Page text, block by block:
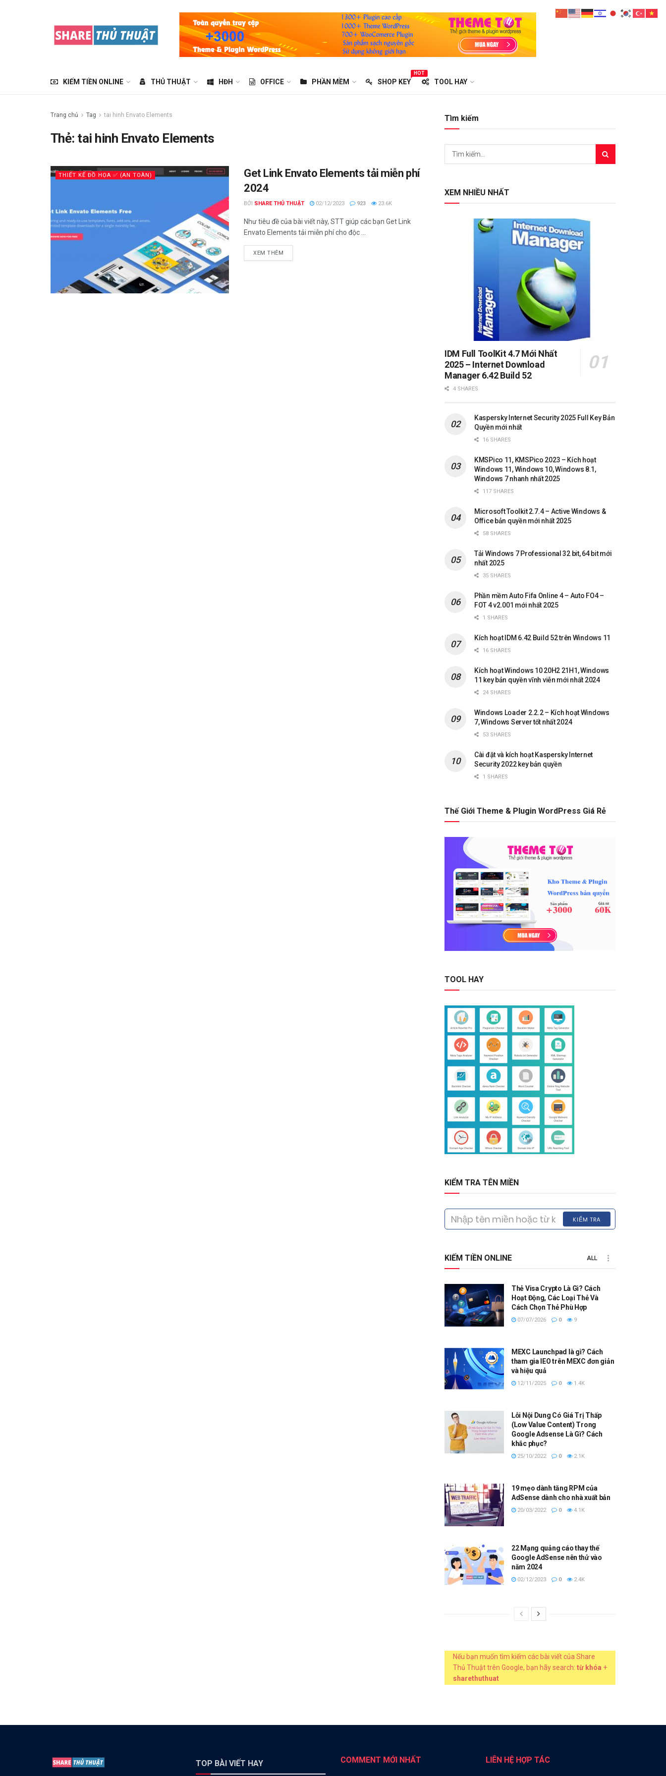
KIẾM TIỀN ONLINE THỦ THUẬT HĐH OFFICE PHẦN MỀM SHOP KEY
HOT
TOOL HAY
Trang chủ Tag tai hinh Envato Elements
Thẻ: tai hinh Envato Elements
THIẾT KẾ ĐỒ HỌA ✅ (AN TOÀN)
Get Link Envato Elements tải miễn phí
2024
BỞI SHARE THỦ THUẬT 02/12/2023 923 23.6K
Như tiêu đề của bài viết này, STT giúp các bạn Get Link
Envato Elements tải miễn phí cho độc ...
XEM THÊM
Tìm kiếm
XEM NHIỀU NHẤT
IDM Full ToolKit 4.7 Mới Nhất
2025 – Internet Download
Manager 6.42 Build 52
4 SHARES
Kaspersky Internet Security 2025 Full Key Bản
Quyền mới nhất
16 SHARES
KMSPico 11, KMSPico 2023 – Kích hoạt
Windows 11, Windows 10, Windows 8.1,
Windows 7 nhanh nhất 2025
117 SHARES
Microsoft Toolkit 2.7.4 – Active Windows &
Office bản quyền mới nhất 2025
58 SHARES
Tải Windows 7 Professional 32 bit, 64 bit mới
nhất 2025
35 SHARES
Phần mềm Auto Fifa Online 4 – Auto FO4 –
FOT 4 v2.001 mới nhất 2025
1 SHARES
Kích hoạt IDM 6.42 Build 52 trên Windows 11
16 SHARES
Kích hoạt Windows 10 20H2 21H1, Windows
11 key bản quyền vĩnh viễn mới nhất 2024
24 SHARES
Windows Loader 2.2.2 – Kích hoạt Windows
7, Windows Server tốt nhất 2024
53 SHARES
Cài đặt và kích hoạt Kaspersky Internet
Security 2022 key bản quyền
1 SHARES
Thế Giới Theme & Plugin WordPress Giá Rẻ
TOOL HAY
KIỂM TRA TÊN MIỀN
KIỂM TRA
KIẾM TIỀN ONLINE ALL
Thẻ Visa Crypto Là Gì? Cách
Hoạt Động, Các Loại Thẻ Và
Cách Chọn Thẻ Phù Hợp
07/07/2026 0 9
MEXC Launchpad là gì? Cách
tham gia IEO trên MEXC đơn giản
và hiệu quả
12/11/2025 0 1.4K
Lỗi Nội Dung Có Giá Trị Thấp
(Low Value Content) Trong
Google Adsense Là Gì? Cách
khắc phục?
25/10/2022 0 2.1K
19 mẹo dành tăng RPM của
AdSense dành cho nhà xuất bản
20/03/2022 0 4.1K
22 Mạng quảng cáo thay thế
Google AdSense nên thử vào
năm 2024
02/12/2023 0 2.4K
Nếu bạn muốn tìm kiếm các bài viết của Share
Thủ Thuật trên Google, bạn hãy search: từ khóa +
sharethuthuat
TOP BÀI VIẾT HAY COMMENT MỚI NHẤT LIÊN HỆ HỢP TÁC